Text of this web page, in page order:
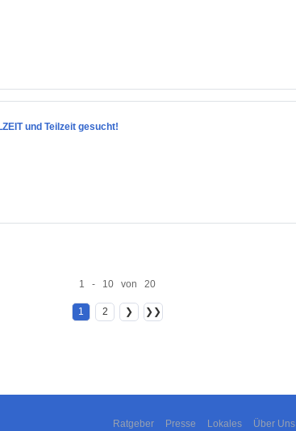
und Teilzeit gesucht!
1 - 10 von 20
1 2 ❯ ❯❯
Ratgeber Presse Lokales Über Uns